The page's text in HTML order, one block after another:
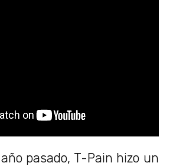
pasado, T-Pain hizo un